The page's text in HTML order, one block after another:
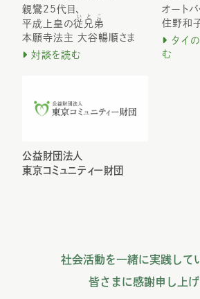
親鸞25代目、
平成上皇の従兄弟
いとこ
本願寺法主 大谷暢順さま
対談を読む
オート
住野和
タイ
む
公益財団法人
東京コミュニティー財団
社会活動を一緒に実践して
皆さまに感謝申し上